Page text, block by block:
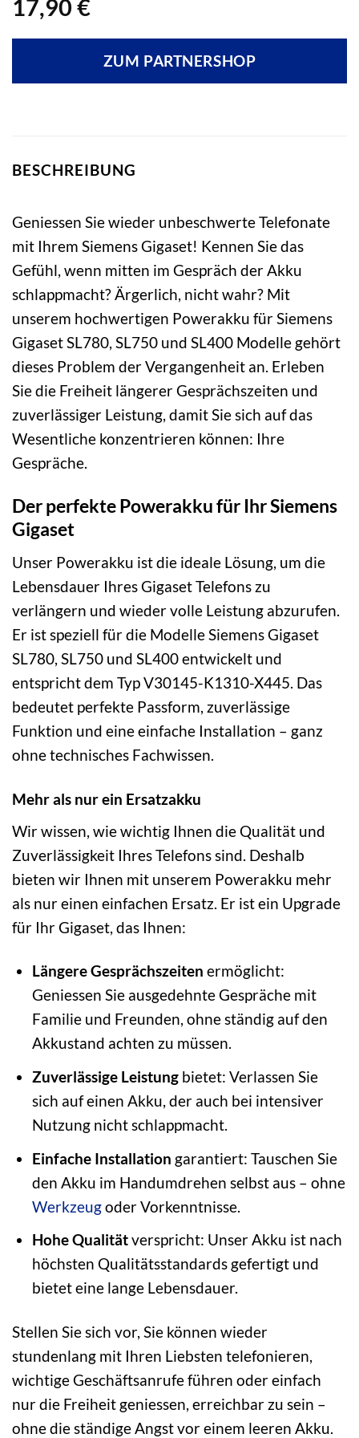
17,90 €
ZUM PARTNERSHOP
BESCHREIBUNG
Geniessen Sie wieder unbeschwerte Telefonate
mit Ihrem Siemens Gigaset! Kennen Sie das
Gefühl, wenn mitten im Gespräch der Akku
schlappmacht? Ärgerlich, nicht wahr? Mit
unserem hochwertigen Powerakku für Siemens
Gigaset SL780, SL750 und SL400 Modelle gehört
dieses Problem der Vergangenheit an. Erleben
Sie die Freiheit längerer Gesprächszeiten und
zuverlässiger Leistung, damit Sie sich auf das
Wesentliche konzentrieren können: Ihre
Gespräche.
Der perfekte Powerakku für Ihr Siemens
Gigaset
Unser Powerakku ist die ideale Lösung, um die
Lebensdauer Ihres Gigaset Telefons zu
verlängern und wieder volle Leistung abzurufen.
Er ist speziell für die Modelle Siemens Gigaset
SL780, SL750 und SL400 entwickelt und
entspricht dem Typ V30145-K1310-X445. Das
bedeutet perfekte Passform, zuverlässige
Funktion und eine einfache Installation – ganz
ohne technisches Fachwissen.
Mehr als nur ein Ersatzakku
Wir wissen, wie wichtig Ihnen die Qualität und
Zuverlässigkeit Ihres Telefons sind. Deshalb
bieten wir Ihnen mit unserem Powerakku mehr
als nur einen einfachen Ersatz. Er ist ein Upgrade
für Ihr Gigaset, das Ihnen:
Längere Gesprächszeiten ermöglicht:
Geniessen Sie ausgedehnte Gespräche mit
Familie und Freunden, ohne ständig auf den
Akkustand achten zu müssen.
Zuverlässige Leistungbietet: Verlassen Sie
sich auf einen Akku, der auch bei intensiver
Nutzung nicht schlappmacht.
Einfache Installation garantiert: Tauschen Sie
den Akku im Handumdrehen selbst aus – ohne
Werkzeugoder Vorkenntnisse.
Hohe Qualitätverspricht: Unser Akku ist nach
höchsten Qualitätsstandards gefertigt und
bietet eine lange Lebensdauer.
Stellen Sie sich vor, Sie können wieder
stundenlang mit Ihren Liebsten telefonieren,
wichtige Geschäftsanrufe führen oder einfach
nur die Freiheit geniessen, erreichbar zu sein –
ohne die ständige Angst vor einem leeren Akku.